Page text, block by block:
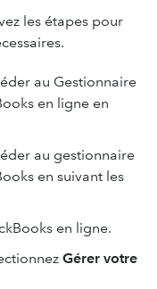
les étapes pour
au Gestionnaire
en ligne en
au gestionnaire
en suivant les
en ligne.
Gérer votre